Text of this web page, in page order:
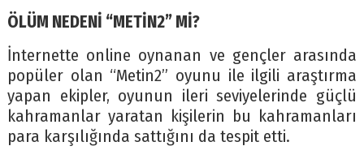
ÖLÜM NEDENİ “METİN2” Mİ?
İnternette online oynanan ve gençler arasında
popüler olan “Metin2” oyunu ile ilgili araştırma
yapan ekipler, oyunun ileri seviyelerinde güçlü
kahramanlar yaratan kişilerin bu kahramanları
para karşılığında sattığını da tespit etti.